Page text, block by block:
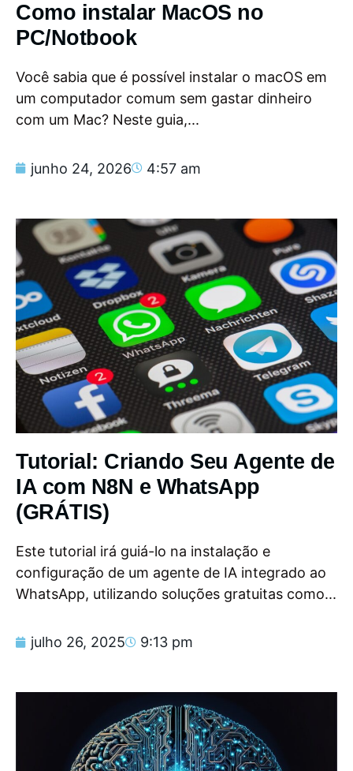
Como instalar MacOS no
PC/Notbook
Você sabia que é possível instalar o macOS em
um computador comum sem gastar dinheiro
com um Mac? Neste guia,...
junho 24, 2026 4:57 am
Tutorial: Criando Seu Agente de
IA com N8N e WhatsApp
(GRÁTIS)
Este tutorial irá guiá-lo na instalação e
configuração de um agente de IA integrado ao
WhatsApp, utilizando soluções gratuitas como...
julho 26, 2025 9:13 pm